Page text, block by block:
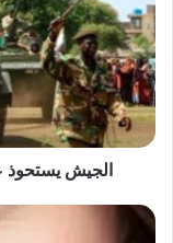
على
غنائم
ضخمة
في
إستاد
الخرطوم
الجيش
رسالة